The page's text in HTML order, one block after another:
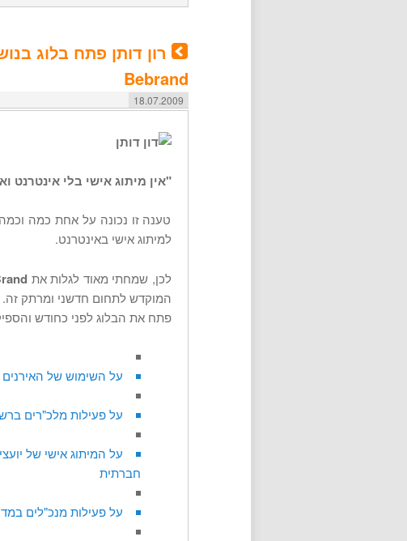
רון דותן פתח בלוג
Bebrand
18.07.2009
"אין מיתוג אישי בלי אינטרנט
טענה זו נכונה על אחת כמה
למיתוג אישי באינטרנט.
לכן, שמחתי מאוד לגלות את
המוקדש לתחום חדשני ומרתק זה.
פתח את הבלוג לפני כחודש
על השימוש של האירנים
על פעילות מלכ"רים
על המיתוג אישי של
חברתית
על פעילות מנכ"לים